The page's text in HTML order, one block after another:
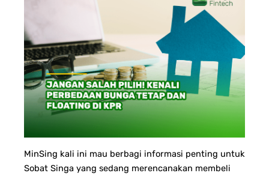
MinSing kali ini mau berbagi informasi penting untuk
Sobat Singa yang sedang merencanakan membeli